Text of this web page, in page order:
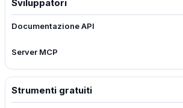
Sviluppatori
Documentazione API
Server MCP
Strumenti gratuiti